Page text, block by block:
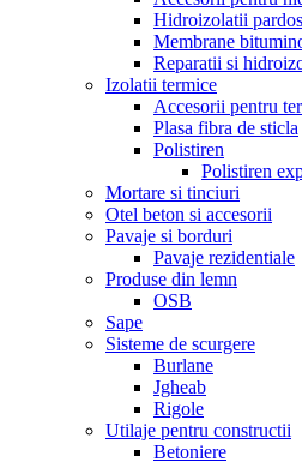
Hidroizolatii
Membrane
Reparatii si
Izolatii termice
Accesorii pentru
Plasa fibra de sticla
Polistiren
Polistiren
Mortare si tinciuri
Otel beton si accesorii
Pavaje si borduri
Pavaje rezidentiale
Produse din lemn
OSB
Sape
Sisteme de scurgere
Burlane
Jgheab
Rigole
Utilaje pentru constructii
Betoniere